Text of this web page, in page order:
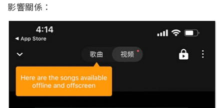
影響關係：